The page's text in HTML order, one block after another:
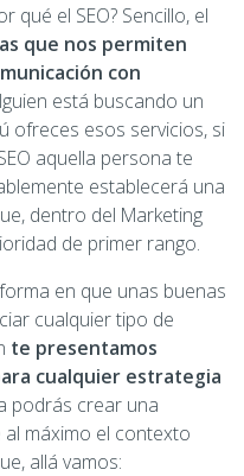
qué el SEO? Sencillo, el
que nos permiten
con
está buscando un
ofreces esos servicios, si
aquella persona te
establecerá una
dentro del Marketing
de primer rango.
en que unas buenas
cualquier tipo de
te presentamos
cualquier estrategia
podrás crear una
máximo el contexto
allá vamos: